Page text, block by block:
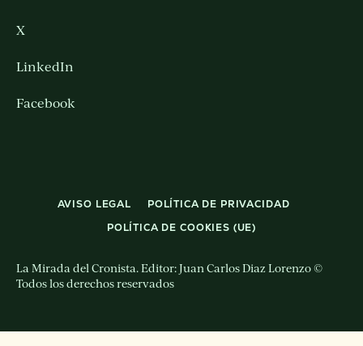
X
LinkedIn
Facebook
AVISO LEGAL
POLÍTICA DE PRIVACIDAD
POLÍTICA DE COOKIES (UE)
La Mirada del Cronista. Editor: Juan Carlos Diaz Lorenzo ©
Todos los derechos reservados